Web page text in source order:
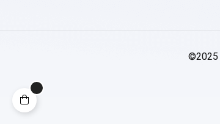
©2025